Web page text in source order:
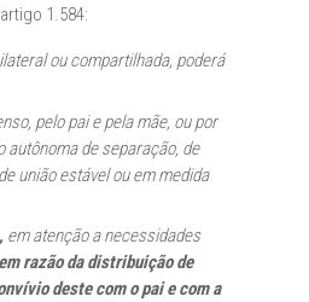
1.584:
ou compartilhada, poderá
pelo pai e pela mãe, ou por
autônoma de separação, de
união estável ou em medida
em atenção a necessidades
razão da distribuição de
deste com o pai e com a